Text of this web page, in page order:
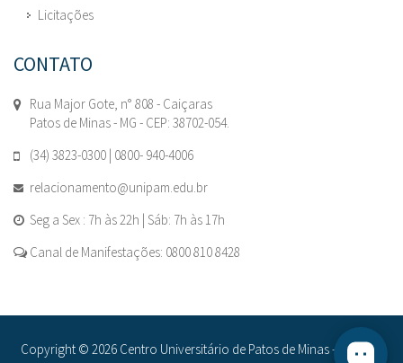
Licitações
CONTATO
Rua Major Gote, n° 808 - Caiçaras
Patos de Minas - MG - CEP: 38702-054.
(34) 3823-0300 | 0800- 940-4006
relacionamento@unipam.edu.br
Seg a Sex : 7h às 22h | Sáb: 7h às 17h
Canal de Manifestações: 0800 810 8428
Copyright © 2026 Centro Universitário de Patos de Minas - UNIPAM.